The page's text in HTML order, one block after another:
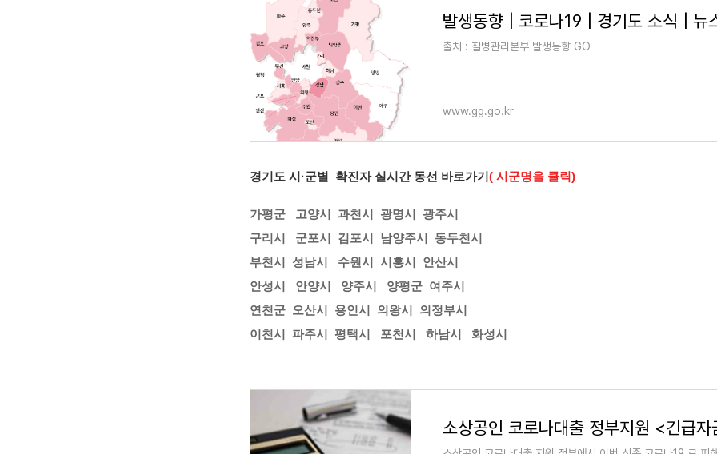
출처 : 질병관리본부 발생동향 GO
www.gg.go.kr
경기도 시·군별 확진자 실시간 동선 바로가기( 시군명을 클릭)
가평군 고양시 과천시 광명시
광주시
구리시
군포시 김포시 남양주시
동두천시
부천시
성남시 수원시 시흥시
안산시
안성시
안양시 양주시 양평군 여주시
연천군 오산시 용인시 의왕시
의정부시
이천시
파주시 평택시 포천시 하남시 화성시
소상공인 코로나대출 정부지원 <긴급자